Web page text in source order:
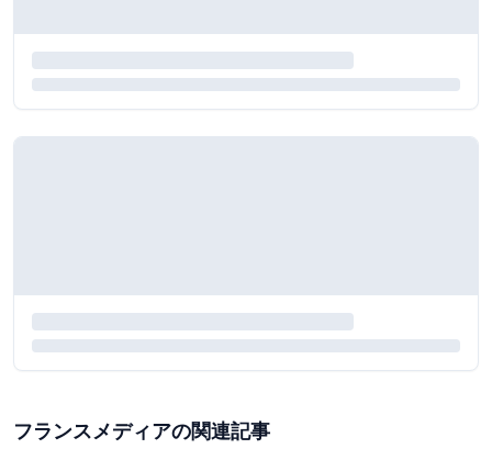
フランスメディアの関連記事